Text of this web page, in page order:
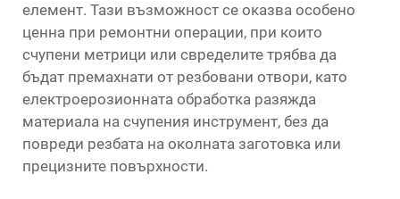
елемент. Тази възможност се оказва особено
ценна при ремонтни операции, при които
счупени метрици или свределите трябва да
бъдат премахнати от резбовани отвори, като
електроерозионната обработка разяжда
материала на счупения инструмент, без да
повреди резбата на околната заготовка или
прецизните повърхности.